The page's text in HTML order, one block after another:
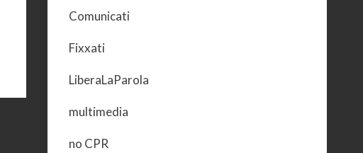
Comunicati
Fixxati
LiberaLaParola
multimedia
no CPR